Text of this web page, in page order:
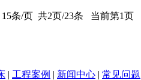
15条/页 共2页/23条 当前第1页
| 工程案例 | 新闻中心 | 常见问题